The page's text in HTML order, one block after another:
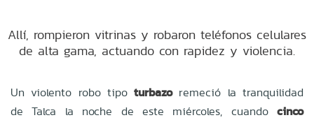
Allí, rompieron vitrinas y robaron teléfonos celulares
de alta gama, actuando con rapidez y violencia.
Un violento robo tipoturbazoremeció la tranquilidad
de Talca la noche de este miércoles, cuando cinco